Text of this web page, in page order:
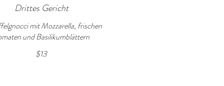
Drittes Gericht
mit Mozzarella, frischen
und Basilikumblättern
$13